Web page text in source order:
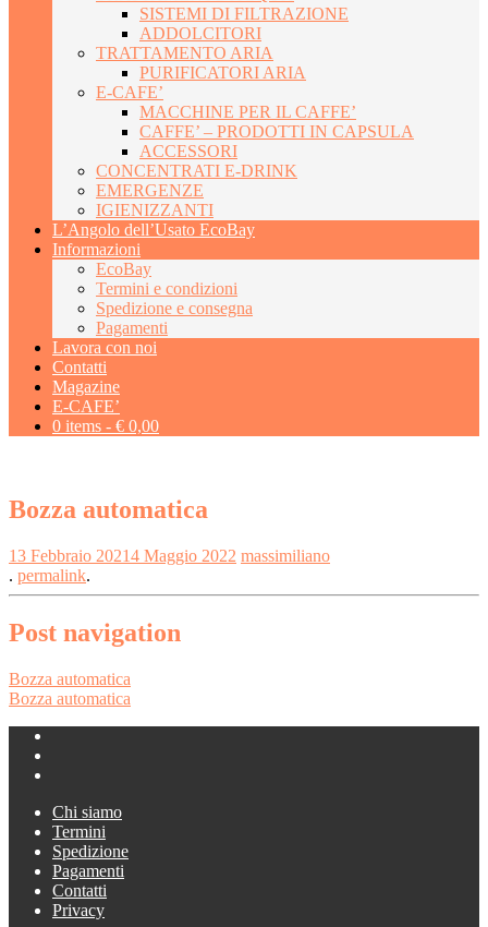
SISTEMI DI FILTRAZIONE
ADDOLCITORI
TRATTAMENTO ARIA
PURIFICATORI ARIA
E-CAFE’
MACCHINE PER IL CAFFE’
CAFFE’ – PRODOTTI IN CAPSULA
ACCESSORI
CONCENTRATI E-DRINK
EMERGENZE
IGIENIZZANTI
L’Angolo dell’Usato EcoBay
Informazioni
EcoBay
Termini e condizioni
Spedizione e consegna
Pagamenti
Lavora con noi
Contatti
Magazine
E-CAFE’
0 items - € 0,00
Bozza automatica
13 Febbraio 20214 Maggio 2022 massimiliano
. permalink.
Post navigation
Bozza automatica
Bozza automatica
Chi siamo
Termini
Spedizione
Pagamenti
Contatti
Privacy